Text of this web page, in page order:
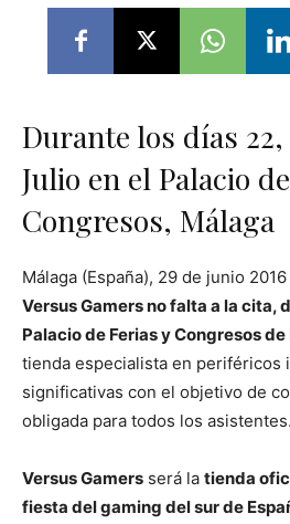
Durante los días 22,
Julio en el Palacio
Congresos, Málaga
Málaga (España), 29 de junio 2016
Versus Gamers no falta a la cita,
Palacio de Ferias y Congresos
tienda especialista en periféricos
significativas con el objetivo de
obligada para todos los asistentes.
Versus Gamers será la tienda
fiesta del gaming del sur de